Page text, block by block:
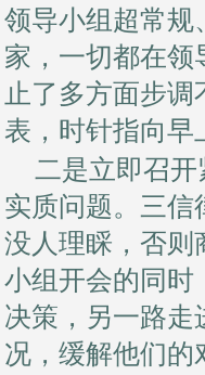
领导小组超常规
家，一切都在领
止了多方面步
表，时针指向早
二是立即召
实质问题。三信
没人理睬，否则
小组开会的同时
决策，另一路走
况，缓解他们的